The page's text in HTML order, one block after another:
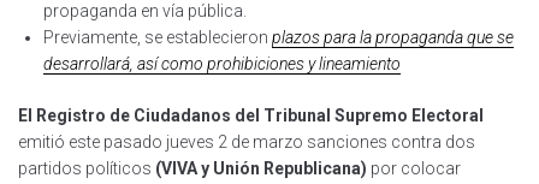
propaganda en vía pública.
Previamente, se establecieron plazos para la propaganda que se
desarrollará, así como prohibiciones y lineamiento
El Registro de Ciudadanos del Tribunal Supremo Electoral
emitió este pasado jueves 2 de marzo sanciones contra dos
partidos políticos (VIVA y Unión Republicana) por colocar